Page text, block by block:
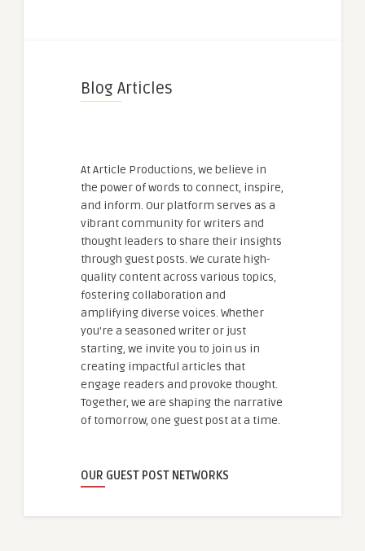
Blog Articles
At Article Productions, we believe in
the power of words to connect, inspire,
and inform. Our platform serves as a
vibrant community for writers and
thought leaders to share their insights
through guest posts. We curate high-
quality content across various topics,
fostering collaboration and
amplifying diverse voices. Whether
you're a seasoned writer or just
starting, we invite you to join us in
creating impactful articles that
engage readers and provoke thought.
Together, we are shaping the narrative
of tomorrow, one guest post at a time.
OUR GUEST POST NETWORKS